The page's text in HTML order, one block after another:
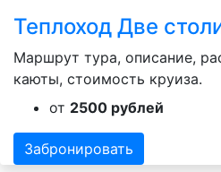
Теплоход Две
Маршрут тура, описание,
каюты, стоимость круиза.
от 2500 рублей
Забронировать